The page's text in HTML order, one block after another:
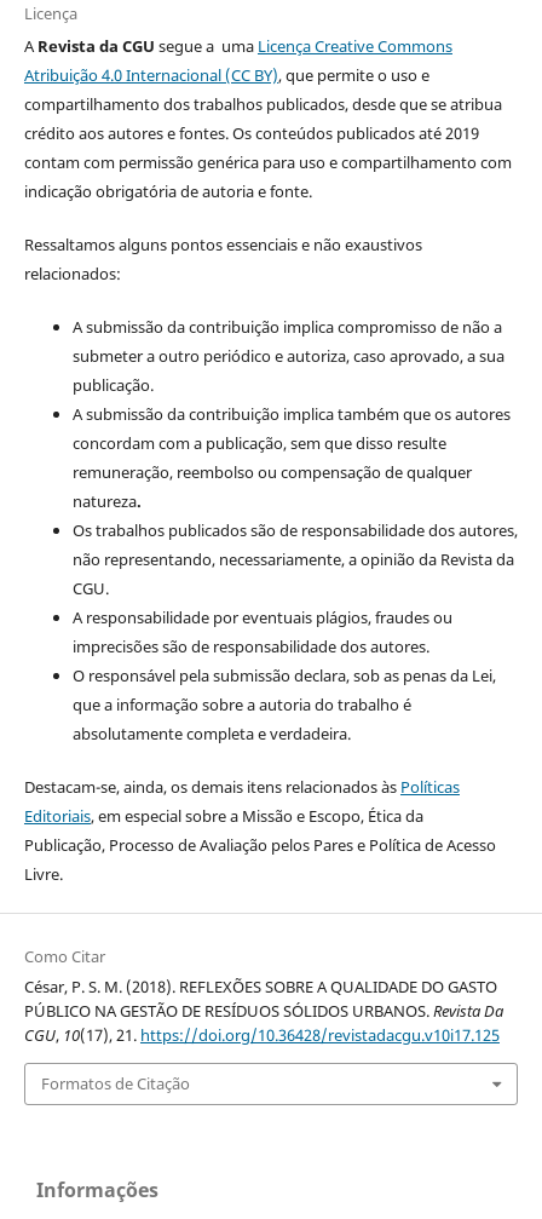
Licença
ARevista da CGU segue a uma Licença Creative Commons
Atribuição 4.0 Internacional (CC BY), que permite o uso e
compartilhamento dos trabalhos publicados, desde que se atribua
crédito aos autores e fontes. Os conteúdos publicados até 2019
contam com permissão genérica para uso e compartilhamento com
indicação obrigatória de autoria e fonte.
Ressaltamos alguns pontos essenciais e não exaustivos
relacionados:
A submissão da contribuição implica compromisso de não a
submeter a outro periódico e autoriza, caso aprovado, a sua
publicação.
A submissão da contribuição implica também que os autores
concordam com a publicação, sem que disso resulte
remuneração, reembolso ou compensação de qualquer
natureza.
Os trabalhos publicados são de responsabilidade dos autores,
não representando, necessariamente, a opinião da Revista da
CGU.
A responsabilidade por eventuais plágios, fraudes ou
imprecisões são de responsabilidade dos autores.
O responsável pela submissão declara, sob as penas da Lei,
que a informação sobre a autoria do trabalho é
absolutamente completa e verdadeira.
Destacam-se, ainda, os demais itens relacionados às Políticas
Editoriais, em especial sobre a Missão e Escopo, Ética da
Publicação, Processo de Avaliação pelos Pares e Política de Acesso
Livre.
Como Citar
César, P. S. M. (2018). REFLEXÕES SOBRE A QUALIDADE DO GASTO
PÚBLICO NA GESTÃO DE RESÍDUOS SÓLIDOS URBANOS.Revista Da
CGU, 10(17), 21. https://doi.org/10.36428/revistadacgu.v10i17.125
Formatos de Citação
Informações